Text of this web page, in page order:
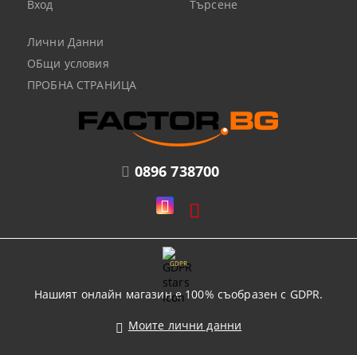
0896 738700
Вход
Търсене
Лични Данни
ОБщи условия
ПРОБНА СТРАНИЦА
GDPR
Нашият онлайн магазин е 100% съобразен с GDPR.
Моите лични данни